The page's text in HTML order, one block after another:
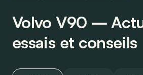
Volvo V90 ―
essais et conseils